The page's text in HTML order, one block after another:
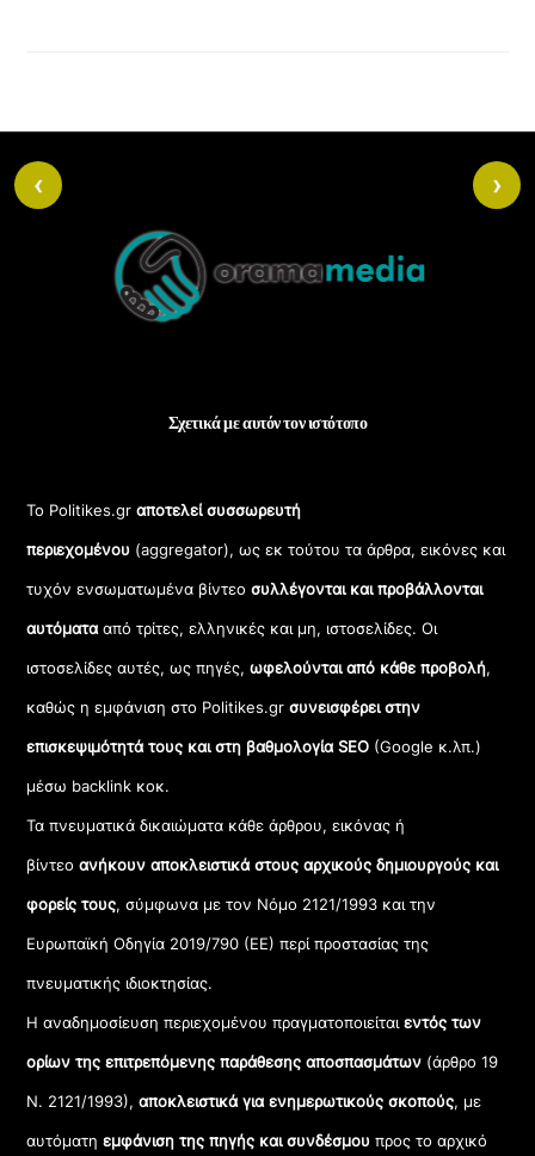
Top
Σχετικά με αυτόν τον ιστότοπο
Το Politikes.grαποτελεί συσσωρευτή
περιεχομένου (aggregator), ως εκ τούτου τα άρθρα, εικόνες και
τυχόν ενσωματωμένα βίντεοσυλλέγονται και προβάλλονται
αυτόματααπό τρίτες, ελληνικές και μη, ιστοσελίδες. Οι
ιστοσελίδες αυτές, ως πηγές,ωφελούνται από κάθε προβολή,
καθώς η εμφάνιση στο Politikes.gr συνεισφέρει στην
επισκεψιμότητά τους και στη βαθμολογία SEO (Google κ.λπ.)
μέσω backlink κοκ.
Τα πνευματικά δικαιώματα κάθε άρθρου, εικόνας ή
βίντεοανήκουν αποκλειστικά στους αρχικούς δημιουργούς και
φορείς τους, σύμφωνα με τον Νόμο 2121/1993 και την
Ευρωπαϊκή Οδηγία 2019/790 (ΕΕ) περί προστασίας της
πνευματικής ιδιοκτησίας.
Η αναδημοσίευση περιεχομένου πραγματοποιείταιεντός των
ορίων της επιτρεπόμενης παράθεσης αποσπασμάτων (άρθρο 19
Ν. 2121/1993), αποκλειστικά για ενημερωτικούς σκοπούς, με
αυτόματηεμφάνιση της πηγής και συνδέσμου προς το αρχικό
‹ ›